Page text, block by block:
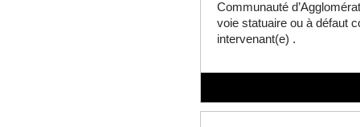
Communauté
voie statuaire ou à défaut
intervenant(e) .